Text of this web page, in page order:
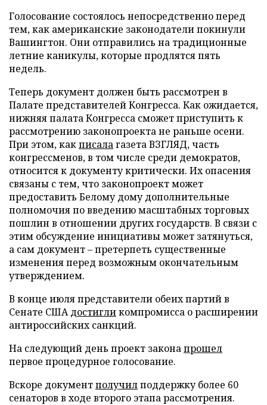
Голосование состоялось непосредственно перед
тем, как американские законодатели покинули
Вашингтон. Они отправились на традиционные
летние каникулы, которые продлятся пять
недель.
Теперь документ должен быть рассмотрен в
Палате представителей Конгресса. Как ожидается,
нижняя палата Конгресса сможет приступить к
рассмотрению законопроекта не раньше осени.
При этом, какписалагазета ВЗГЛЯД, часть
конгрессменов, в том числе среди демократов,
относится к документу критически. Их опасения
связаны с тем, что законопроект может
предоставить Белому дому дополнительные
полномочия по введению масштабных торговых
пошлин в отношении других государств. В связи с
этим обсуждение инициативы может затянуться,
а сам документ – претерпеть существенные
изменения перед возможным окончательным
утверждением.
В конце июля представители обеих партий в
Сенате СШАдостигликомпромисса о расширении
антироссийских санкций.
На следующий день проект законапрошел
первое процедурное голосование.
Вскоре документполучилподдержку более 60
сенаторов в ходе второго этапа рассмотрения.